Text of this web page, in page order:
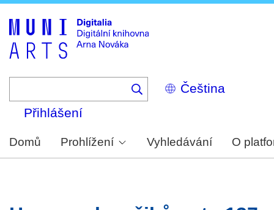
Select
your
Přihlášení
Domů Prohlížení Vyhledávání O